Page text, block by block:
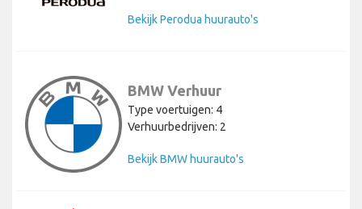
Bekijk Perodua huurauto's
BMW Verhuur
Type voertuigen: 4
Verhuurbedrijven: 2
Bekijk BMW huurauto's